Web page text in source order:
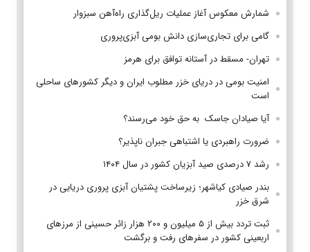
شمارش معکوس آغاز عملیات ریل‌گذاری راه‌آهن سبزوار
گامی برای تجاری‌سازی دانش بومی آبزی‌پروری
تهران- مسقط در آستانه توافق برای هرمز
امنیت بومی در دریای خزر مطلوب ایران و دیگر کشورهای ساحلی
است
آیا صیادان جاسک به حق خود می‌رسند؟
ضرورت راهبردی یا اشتباهی جبران ناپذیر؟
رشد ۷ درصدی صید آبزیان کشور در سال ۱۴۰۴
بندر صیادی کیاشهر؛ زیرساخت پشتیان آبزی پروری دریایی در
شرق خزر
ثبت تردد بیش از ۵ میلیون و ۲۰۰ هزار زائر حسینی از مرزهای
اربعینی کشور در سفرهای رفت و برگشت